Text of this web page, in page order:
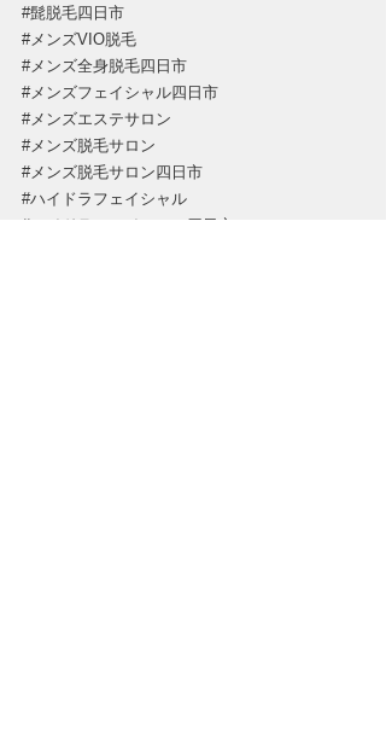
#髭脱毛四日市
#メンズVIO脱毛
#メンズ全身脱毛四日市
#メンズフェイシャル四日市
#メンズエステサロン
#メンズ脱毛サロン
#メンズ脱毛サロン四日市
#ハイドラフェイシャル
#ハイドラフェイシャル四日市